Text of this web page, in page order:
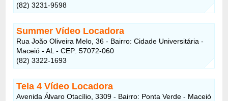
(82) 3231-9598
Summer Vídeo Locadora
Rua João Oliveira Melo, 36 - Bairro: Cidade Universitária -
Maceió - AL - CEP: 57072-060
(82) 3322-1693
Tela 4 Vídeo Locadora
Avenida Álvaro Otacílio, 3309 - Bairro: Ponta Verde - Maceió